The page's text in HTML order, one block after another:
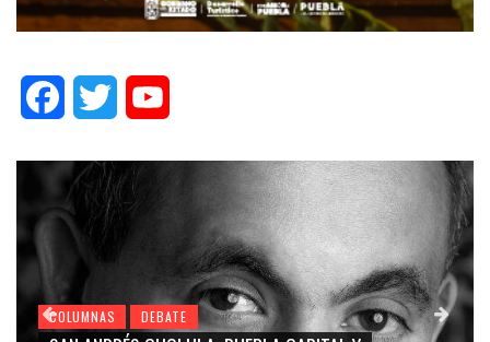
FacebookTwitter
COLUMNAS DEBATE